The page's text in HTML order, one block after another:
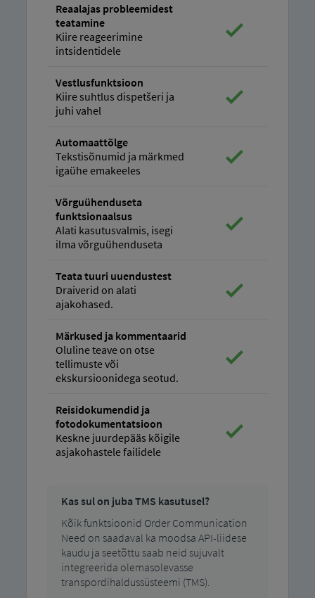
Reaalajas probleemidest
teatamine
Kiire reageerimine
intsidentidele
Vestlusfunktsioon
Kiire suhtlus dispetšeri ja
juhi vahel
Automaattõlge
Tekstisõnumid ja märkmed
igaühe emakeeles
Võrguühenduseta
funktsionaalsus
Alati kasutusvalmis, isegi
ilma võrguühenduseta
Teata tuuri uuendustest
Draiverid on alati
ajakohased.
Märkused ja kommentaarid
Oluline teave on otse
tellimuste või
ekskursioonidega seotud.
Reisidokumendid ja
fotodokumentatsioon
Keskne juurdepääs kõigile
asjakohastele failidele
Kas sul on juba TMS kasutusel?
Kõik funktsioonid Order Communication
Need on saadaval ka moodsa API-liidese
kaudu ja seetõttu saab neid sujuvalt
integreerida olemasolevasse
transpordihaldussüsteemi (TMS).